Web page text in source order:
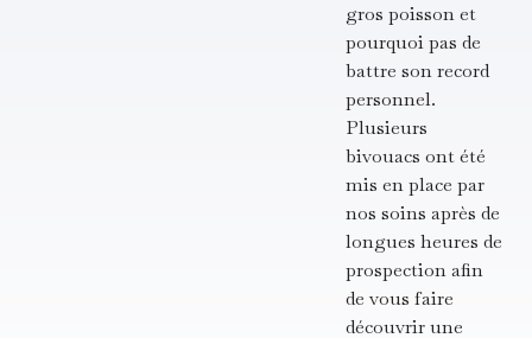
gros poisson et
pourquoi pas de
battre son record
personnel.
Plusieurs
bivouacs ont été
mis en place par
nos soins après de
longues heures de
prospection afin
de vous faire
découvrir une